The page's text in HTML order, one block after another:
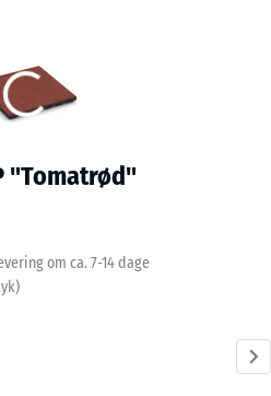
"Tomatrød"
om ca. 7-14 dage